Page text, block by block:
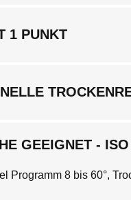
1 PUNKT
GEEIGNET -
Programm 8 bis 60°,